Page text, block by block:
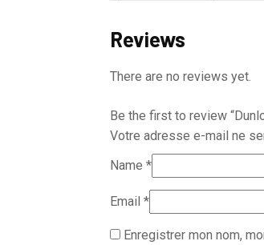
Reviews
There are no reviews yet.
Be the first to review
Votre adresse e-mail ne
Name *
Email *
Enregistrer mon nom,